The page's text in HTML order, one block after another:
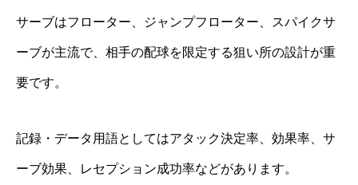
サーブはフローター、ジャンプフローター、スパイクサ
ーブが主流で、相手の配球を限定する狙い所の設計が重
要です。
記録・データ用語としてはアタック決定率、効果率、サ
ーブ効果、レセプション成功率などがあります。